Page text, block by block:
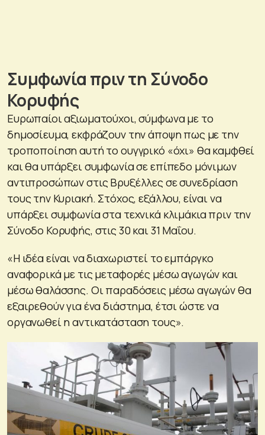
Συμφωνία πριν τη Σύνοδο
Κορυφής
Ευρωπαίοι αξιωματούχοι, σύμφωνα με το
δημοσίευμα, εκφράζουν την άποψη πως με την
τροποποίηση αυτή το ουγγρικό «όχι» θα καμφθεί
και θα υπάρξει συμφωνία σε επίπεδο μόνιμων
αντιπροσώπων στις Βρυξέλλες σε συνεδρίαση
τους την Κυριακή. Στόχος, εξάλλου, είναι να
υπάρξει συμφωνία στα τεχνικά κλιμάκια πριν την
Σύνοδο Κορυφής, στις 30 και 31 Μαΐου.
«Η ιδέα είναι να διαχωριστεί το εμπάργκο
αναφορικά με τις μεταφορές μέσω αγωγών και
μέσω θαλάσσης. Οι παραδόσεις μέσω αγωγών θα
εξαιρεθούν για ένα διάστημα, έτσι ώστε να
οργανωθεί η αντικατάσταση τους».